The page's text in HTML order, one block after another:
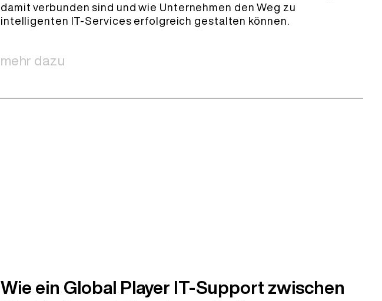
damit verbunden sind und wie Unternehmen den Weg zu
intelligenten IT-Services erfolgreich gestalten können.
mehr dazu
Wie ein Global Player IT-Support zwischen